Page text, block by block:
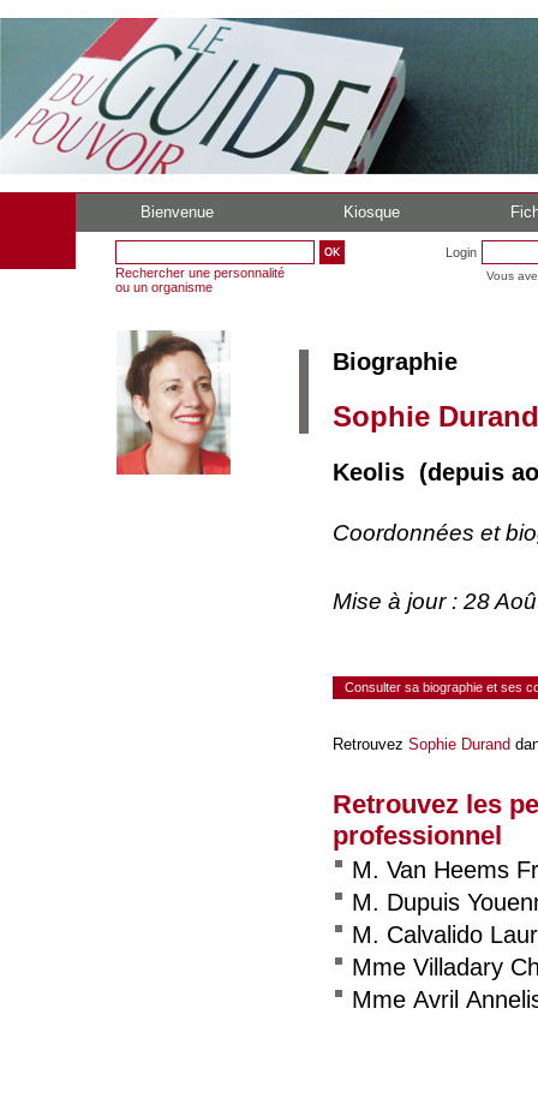
Bienvenue Kiosque
Rechercher une personnalité
ou un organisme
Login
Vous
Biographie
Sophie Durand
Keolis (depuis
Coordonnées et
Mise à jour : 28
Consulter sa biographie et ses
Retrouvez Sophie Durand
Retrouvez les
professionnel
M. Van Heems
M. Dupuis
M. Calvalido
Mme Villadary
Mme Avril